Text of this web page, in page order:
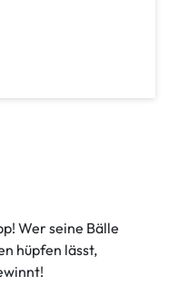
Wer seine Bälle
hüpfen lässt,